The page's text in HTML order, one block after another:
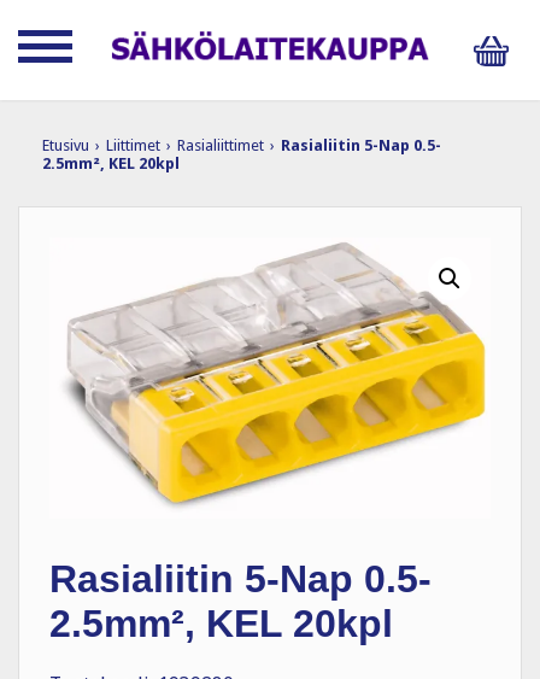
Etusivu › Liittimet › Rasialiittimet › Rasialiitin 5-Nap 0.5-
2.5mm², KEL 20kpl
Rasialiitin 5-Nap 0.5-
2.5mm², KEL 20kpl